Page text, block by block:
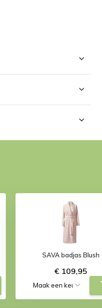
SAVA badjas Blush
€ 109,95